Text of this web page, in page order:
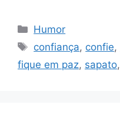
Categorias
Humor
Tags
confiança, confie,
fique em paz, sapato,